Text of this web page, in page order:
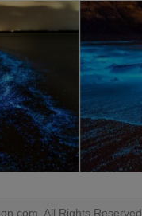
All Rights Reserved.